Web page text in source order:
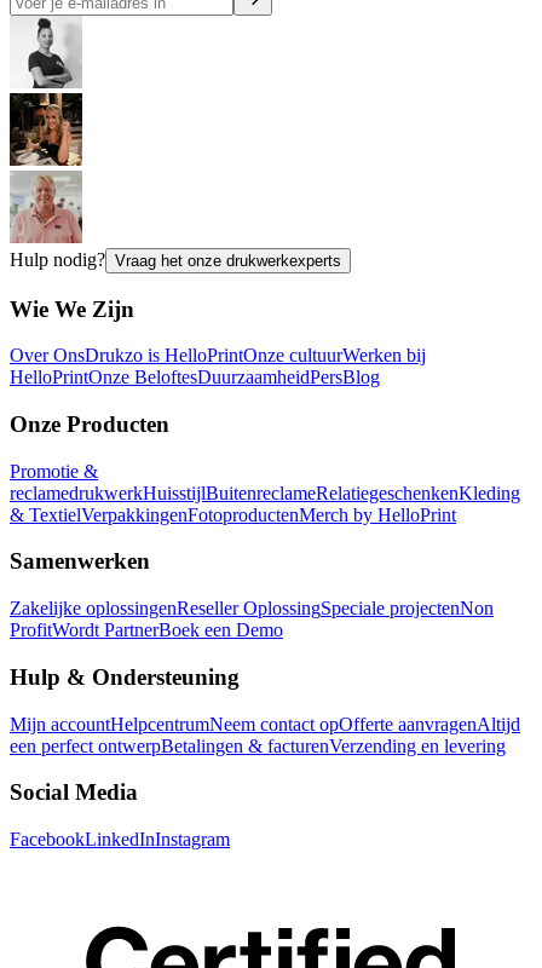
Hulp nodig? Vraag het onze drukwerkexperts
Wie We Zijn
Over OnsDrukzo is HelloPrintOnze cultuurWerken bij
HelloPrintOnze BeloftesDuurzaamheidPersBlog
Onze Producten
Promotie &
reclamedrukwerkHuisstijlBuitenreclameRelatiegeschenkenKleding
& TextielVerpakkingenFotoproductenMerch by HelloPrint
Samenwerken
Zakelijke oplossingenReseller OplossingSpeciale projectenNon
ProfitWordt PartnerBoek een Demo
Hulp & Ondersteuning
Mijn accountHelpcentrumNeem contact opOfferte aanvragenAltijd
een perfect ontwerpBetalingen & facturenVerzending en levering
Social Media
FacebookLinkedInInstagram